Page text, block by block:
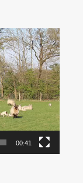
00:41